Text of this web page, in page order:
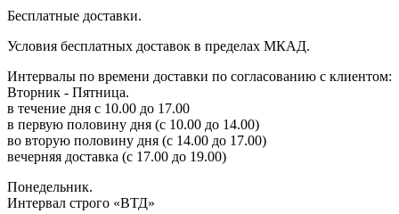
Бесплатные доставки.
Условия бесплатных доставок в пределах МКАД.
Интервалы по времени доставки по согласованию с клиентом:
Вторник - Пятница.
в течение дня с 10.00 до 17.00
в первую половину дня (с 10.00 до 14.00)
во вторую половину дня (с 14.00 до 17.00)
вечерняя доставка (с 17.00 до 19.00)
Понедельник.
Интервал строго «ВТД»